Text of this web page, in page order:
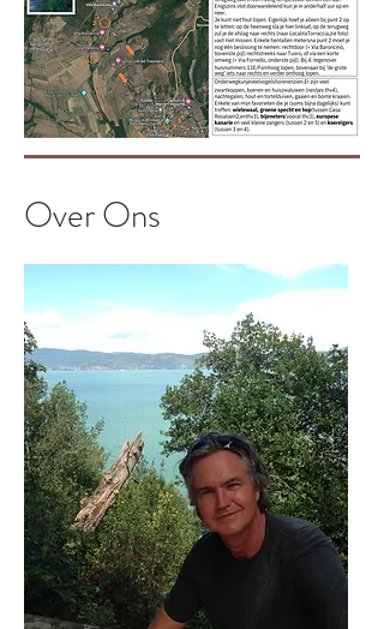
Over Ons